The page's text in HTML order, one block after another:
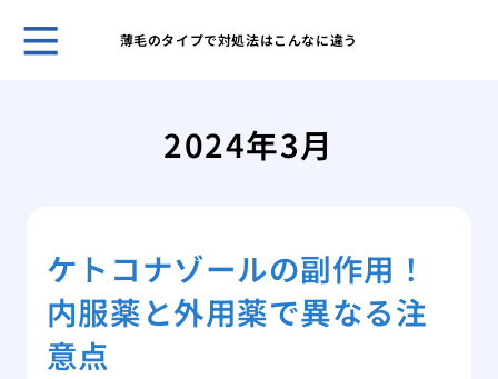
薄毛のタイプで対処法はこんなに違う
2024年3月
ケトコナゾールの副作用！
内服薬と外用薬で異なる注
意点